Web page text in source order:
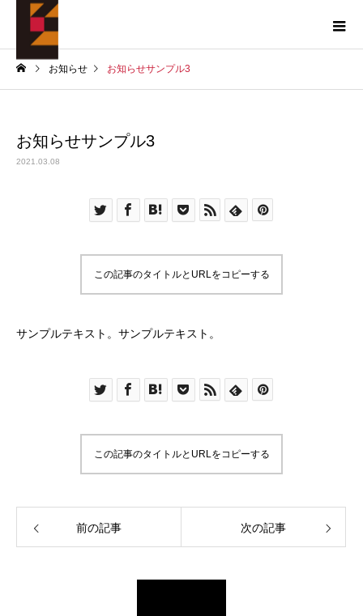
お知らせ お知らせサンプル3
お知らせサンプル3
2021.03.08
この記事のタイトルとURLをコピーする
サンプルテキスト。サンプルテキスト。
この記事のタイトルとURLをコピーする
前の記事 次の記事